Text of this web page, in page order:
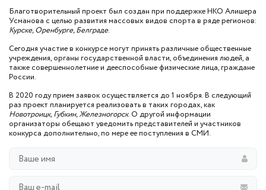
Благотворительный проект был создан при поддержке НКО Алишера
Усманова с целью развития массовых видов спорта в ряде регионов:
Курске, Оренбурге, Белграде.
Сегодня участие в конкурсе могут принять различные общественные
учреждения, органы государственной власти, объединения людей, а
также совершеннолетние и дееспособные физические лица, граждане
России.
В 2020 году прием заявок осуществляется до 1 ноября. В следующий
раз проект планируется реализовать в таких городах, как
Новотроицк, Губкин, Железногорск. О другой информации
организаторы обещают уведомить представителей и участников
конкурса дополнительно, по мере ее поступления в СМИ.